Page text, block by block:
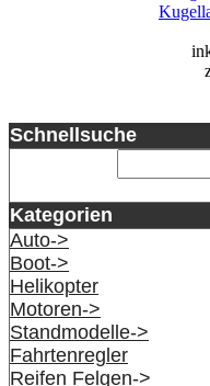
Schnellsuche
Kategorien
Auto->
Boot->
Helikopter
Motoren->
Standmodelle->
Fahrtenregler
Reifen Felgen->